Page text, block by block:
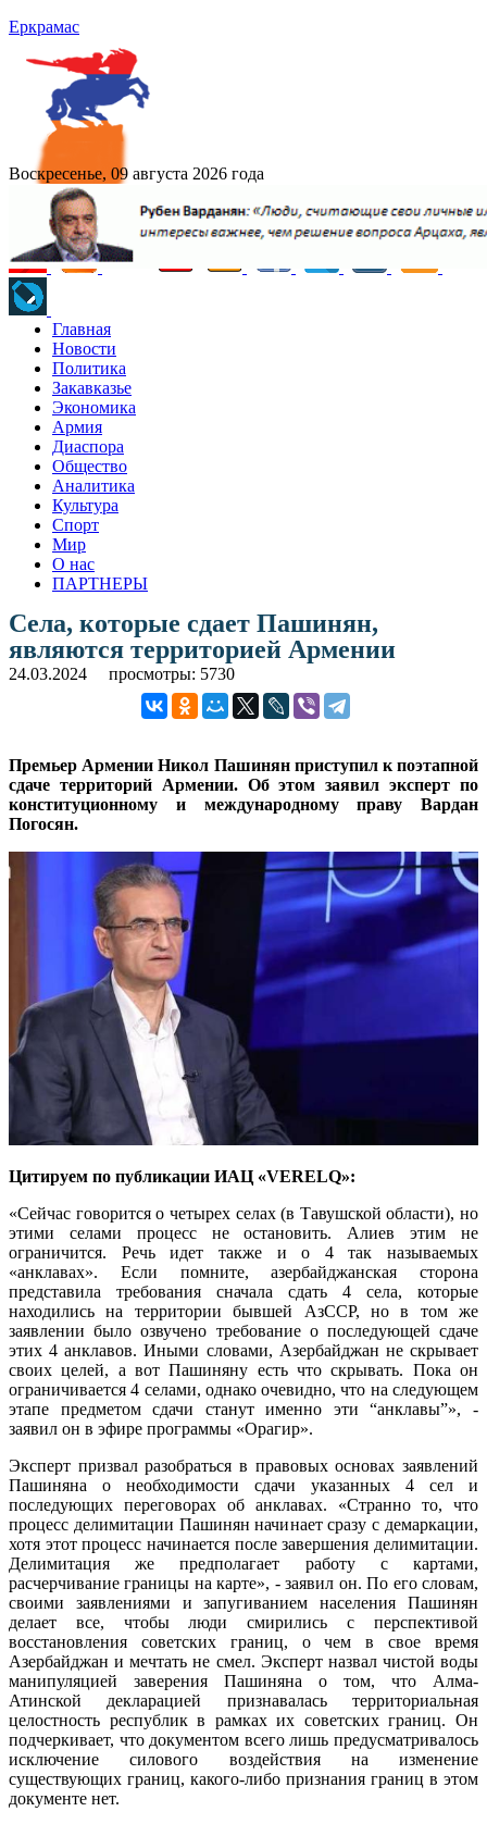
Еркрамас
Воскресенье, 09 августа 2026 года
Главная
Новости
Политика
Закавказье
Экономика
Армия
Диаспора
Общество
Аналитика
Культура
Спорт
Мир
О нас
ПАРТНЕРЫ
Села, которые сдает Пашинян,
являются территорией Армении
24.03.2024 просмотры: 5730
Премьер Армении Никол Пашинян приступил к поэтапной
сдаче территорий Армении. Об этом заявил эксперт по
конституционному и международному праву Вардан
Погосян.
Цитируем по публикации ИАЦ «VERELQ»:
«Сейчас говорится о четырех селах (в Тавушской области), но
этими селами процесс не остановить. Алиев этим не
ограничится. Речь идет также и о 4 так называемых
«анклавах». Если помните, азербайджанская сторона
представила требования сначала сдать 4 села, которые
находились на территории бывшей АзССР, но в том же
заявлении было озвучено требование о последующей сдаче
этих 4 анклавов. Иными словами, Азербайджан не скрывает
своих целей, а вот Пашиняну есть что скрывать. Пока он
ограничивается 4 селами, однако очевидно, что на следующем
этапе предметом сдачи станут именно эти “анклавы”», -
заявил он в эфире программы «Орагир».
Эксперт призвал разобраться в правовых основах заявлений
Пашиняна о необходимости сдачи указанных 4 сел и
последующих переговорах об анклавах. «Странно то, что
процесс делимитации Пашинян начинает сразу с демаркации,
хотя этот процесс начинается после завершения делимитации.
Делимитация же предполагает работу с картами,
расчерчивание границы на карте», - заявил он. По его словам,
своими заявлениями и запугиванием населения Пашинян
делает все, чтобы люди смирились с перспективой
восстановления советских границ, о чем в свое время
Азербайджан и мечтать не смел. Эксперт назвал чистой воды
манипуляцией заверения Пашиняна о том, что Алма-
Атинской декларацией признавалась территориальная
целостность республик в рамках их советских границ. Он
подчеркивает, что документом всего лишь предусматривалось
исключение силового воздействия на изменение
существующих границ, какого-либо признания границ в этом
документе нет.